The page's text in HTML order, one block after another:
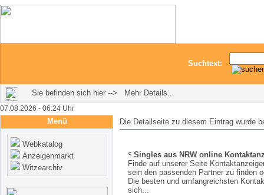
Suchtext:
Sie befinden sich hier --> Mehr Details...
07.08.2026 - 06:24 Uhr
Menü
Webkatalog
Anzeigenmarkt
Witzearchiv
Die Detailseite zu diesem Eintrag wurde
Singles aus NRW online
Finde auf unserer Seite
sein den passenden Partner zu finden
Die besten und umfangreichsten
sich...